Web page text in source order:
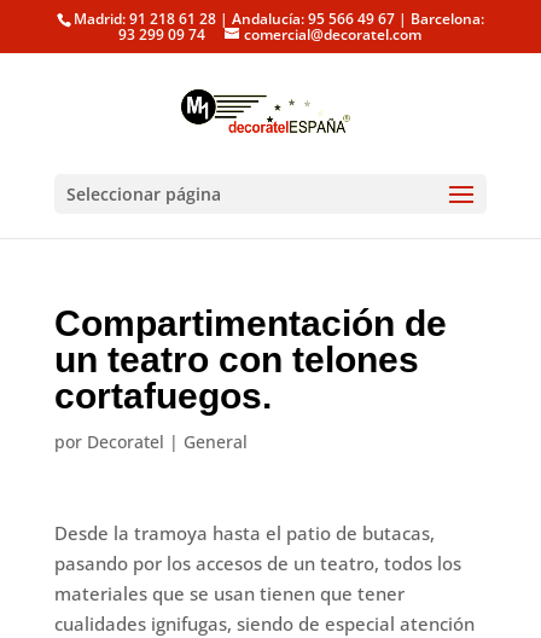
Madrid: 91 218 61 28 | Andalucía: 95 566 49 67 | Barcelona:
93 299 09 74 comercial@decoratel.com
Seleccionar página
Compartimentación de
un teatro con telones
cortafuegos.
por Decoratel | General
Desde la tramoya hasta el patio de butacas,
pasando por los accesos de un teatro, todos los
materiales que se usan tienen que tener
cualidades ignifugas, siendo de especial atención